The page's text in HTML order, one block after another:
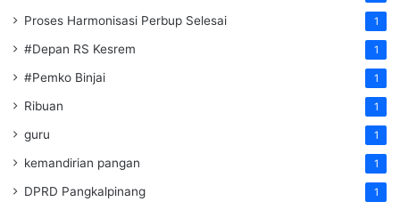
Proses Harmonisasi Perbup Selesai 1
#Depan RS Kesrem 1
#Pemko Binjai 1
Ribuan 1
guru 1
kemandirian pangan 1
DPRD Pangkalpinang 1